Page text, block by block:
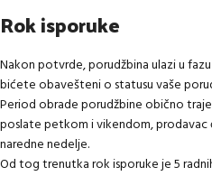
Rok isporuke
Nakon potvrde, porudžbina ulazi u
bićete obavešteni o statusu vaše
Period obrade porudžbine obično
poslate petkom i vikendom,
naredne nedelje.
Od tog trenutka rok isporuke je 5